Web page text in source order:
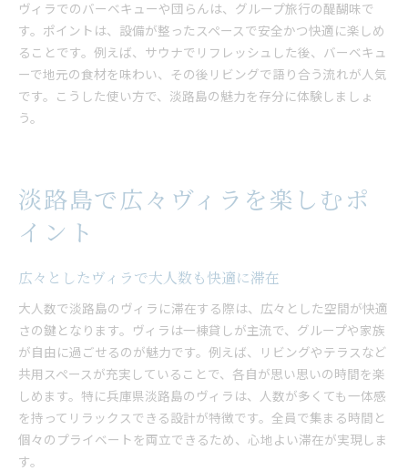
ヴィラでのバーベキューや団らんは、グループ旅行の醍醐味で
す。ポイントは、設備が整ったスペースで安全かつ快適に楽しめ
ることです。例えば、サウナでリフレッシュした後、バーベキュ
ーで地元の食材を味わい、その後リビングで語り合う流れが人気
です。こうした使い方で、淡路島の魅力を存分に体験しましょ
う。
淡路島で広々ヴィラを楽しむポ
イント
広々としたヴィラで大人数も快適に滞在
大人数で淡路島のヴィラに滞在する際は、広々とした空間が快適
さの鍵となります。ヴィラは一棟貸しが主流で、グループや家族
が自由に過ごせるのが魅力です。例えば、リビングやテラスなど
共用スペースが充実していることで、各自が思い思いの時間を楽
しめます。特に兵庫県淡路島のヴィラは、人数が多くても一体感
を持ってリラックスできる設計が特徴です。全員で集まる時間と
個々のプライベートを両立できるため、心地よい滞在が実現しま
す。